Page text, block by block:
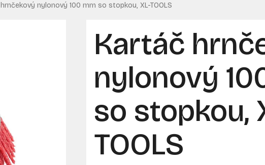
nylonový 100 mm so stopkou, XL-TOOLS
Kartáč
nylonový
so stopkou,
TOOLS